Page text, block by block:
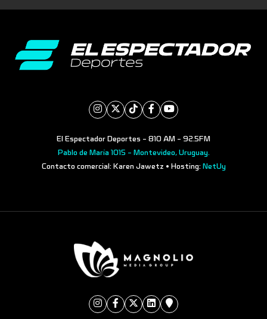
El Espectador Deportes - 810 AM - 92.5FM
Pablo de María 1015 - Montevideo, Uruguay.
Contacto comercial: Karen Jawetz • Hosting: NetUy